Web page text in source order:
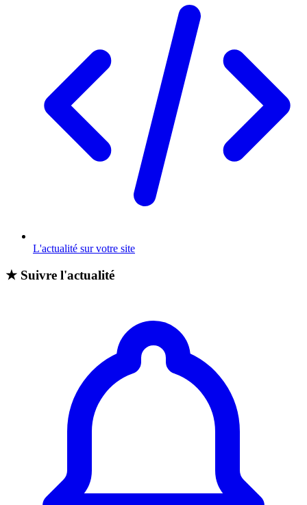
L'actualité sur votre site
★ Suivre l'actualité